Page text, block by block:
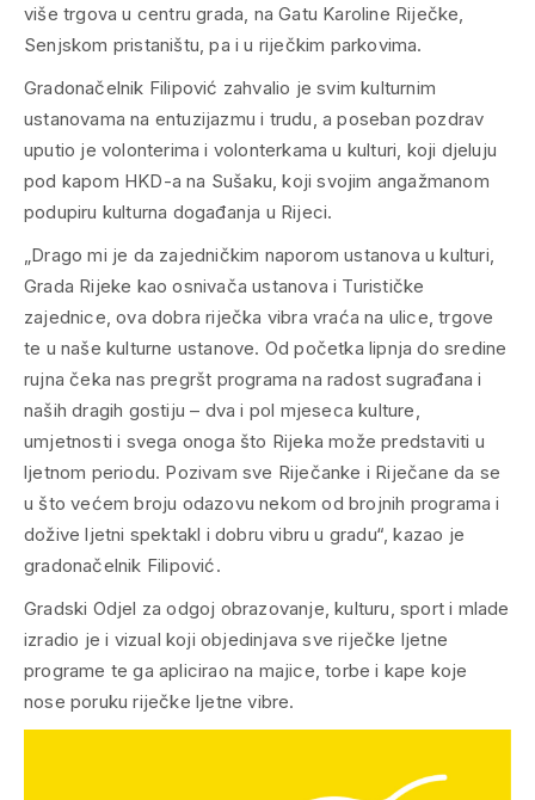
više trgova u centru grada, na Gatu Karoline Riječke,
Senjskom pristaništu, pa i u riječkim parkovima.
Gradonačelnik Filipović zahvalio je svim kulturnim
ustanovama na entuzijazmu i trudu, a poseban pozdrav
uputio je volonterima i volonterkama u kulturi, koji djeluju
pod kapom HKD-a na Sušaku, koji svojim angažmanom
podupiru kulturna događanja u Rijeci.
„Drago mi je da zajedničkim naporom ustanova u kulturi,
Grada Rijeke kao osnivača ustanova i Turističke
zajednice, ova dobra riječka vibra vraća na ulice, trgove
te u naše kulturne ustanove. Od početka lipnja do sredine
rujna čeka nas pregršt programa na radost sugrađana i
naših dragih gostiju – dva i pol mjeseca kulture,
umjetnosti i svega onoga što Rijeka može predstaviti u
ljetnom periodu. Pozivam sve Riječanke i Riječane da se
u što većem broju odazovu nekom od brojnih programa i
dožive ljetni spektakl i dobru vibru u gradu“, kazao je
gradonačelnik Filipović.
Gradski Odjel za odgoj obrazovanje, kulturu, sport i mlade
izradio je i vizual koji objedinjava sve riječke ljetne
programe te ga aplicirao na majice, torbe i kape koje
nose poruku riječke ljetne vibre.